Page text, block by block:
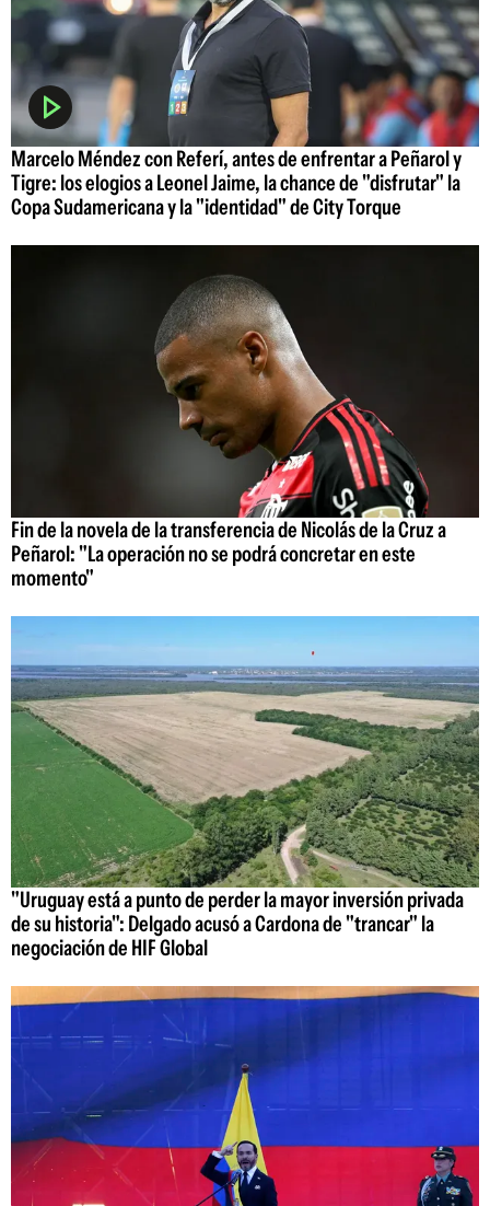
Marcelo Méndez con Referí, antes de enfrentar a Peñarol y
Tigre: los elogios a Leonel Jaime, la chance de "disfrutar" la
Copa Sudamericana y la "identidad" de City Torque
Fin de la novela de la transferencia de Nicolás de la Cruz a
Peñarol: "La operación no se podrá concretar en este
momento"
"Uruguay está a punto de perder la mayor inversión privada
de su historia": Delgado acusó a Cardona de "trancar" la
negociación de HIF Global